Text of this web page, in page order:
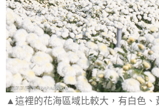
▲這裡的花海區域比較大，有白色、